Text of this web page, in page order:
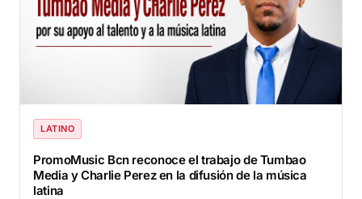
LATINO
PromoMusic Bcn reconoce el trabajo de Tumbao
Media y Charlie Perez en la difusión de la música
latina